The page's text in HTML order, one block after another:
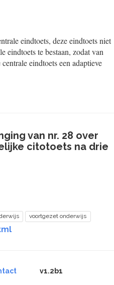
eindtoets, deze eindtoets niet
eindtoets te bestaan, zodat van
eindtoets een adaptieve
van nr. 28 over
citotoets na drie
voortgezet onderwijs
v1.2b1